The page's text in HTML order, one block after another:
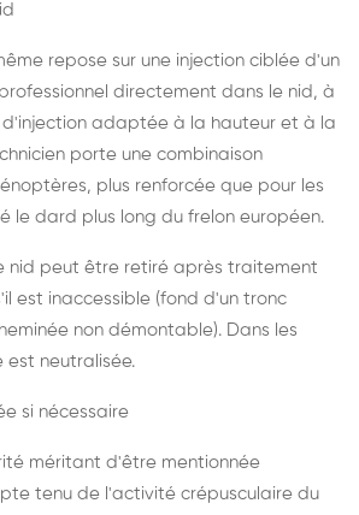
repose sur une injection ciblée d'un
directement dans le nid, à
d'injection adaptée à la hauteur et à la
porte une combinaison
plus renforcée que pour les
le dard plus long du frelon européen.
nid peut être retiré après traitement
est inaccessible (fond d'un tronc
non démontable). Dans les
est neutralisée.
si nécessaire
méritant d'être mentionnée
tenu de l'activité crépusculaire du